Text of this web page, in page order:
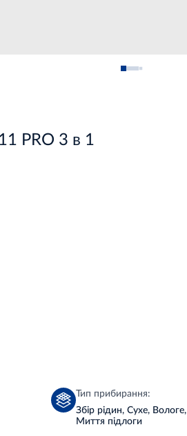
PRO 3 в 1
Тип прибирання:
Збір рідин, Сухе, Вологе,
Миття підлоги